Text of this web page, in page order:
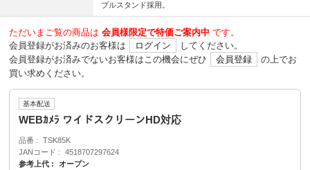
ブルスタンド採用。
ただいまご覧の商品は 会員様限定で特価ご案内中 です。
会員登録がお済みのお客様は
ログイン
してください。
会員登録がお済みでないお客様はこの機会にぜひ
会員登録
の上でお
買い求めください。
基本配送
WEBｶﾒﾗ ワイドスクリーンHD対応
品番
TSK85K
JANコード
4518707297624
参考上代
オープン